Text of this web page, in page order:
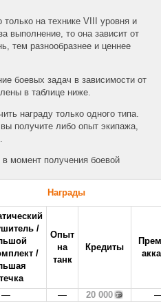
на технике VIII уровня и
выполнение, то она зависит от
тем разнообразнее и ценнее
боевых задач в зависимости от
в таблице ниже.
награду только одного типа.
получите либо опыт экипажа,
в момент получения боевой
Награды
/
/
Опыт
на
танк
Кредиты
— — 20 000